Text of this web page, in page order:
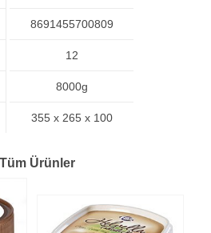
8691455700809
12
8000g
355 x 265 x 100
Ürünler